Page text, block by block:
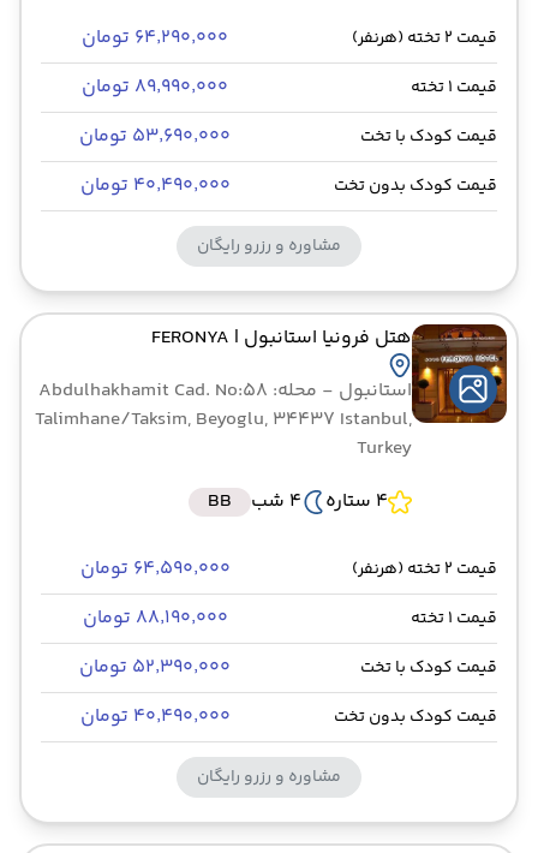
قیمت 2 تخته (هرنفر) ۶۴٬۲۹۰٬۰۰۰ تومان
قیمت 1 تخته ۸۹٬۹۹۰٬۰۰۰ تومان
قیمت کودک با تخت ۵۳٬۶۹۰٬۰۰۰ تومان
قیمت کودک بدون تخت ۴۰٬۴۹۰٬۰۰۰ تومان
مشاوره و رزرو رایگان
هتل فرونیا استانبول | FERONYA
استانبول
- محله: Abdulhakhamit Cad. No:58
Talimhane/Taksim, Beyoglu, 34437 Istanbul,
Turkey
4 ستاره
4 شب BB
قیمت 2 تخته (هرنفر) ۶۴٬۵۹۰٬۰۰۰ تومان
قیمت 1 تخته ۸۸٬۱۹۰٬۰۰۰ تومان
قیمت کودک با تخت ۵۲٬۳۹۰٬۰۰۰ تومان
قیمت کودک بدون تخت ۴۰٬۴۹۰٬۰۰۰ تومان
مشاوره و رزرو رایگان